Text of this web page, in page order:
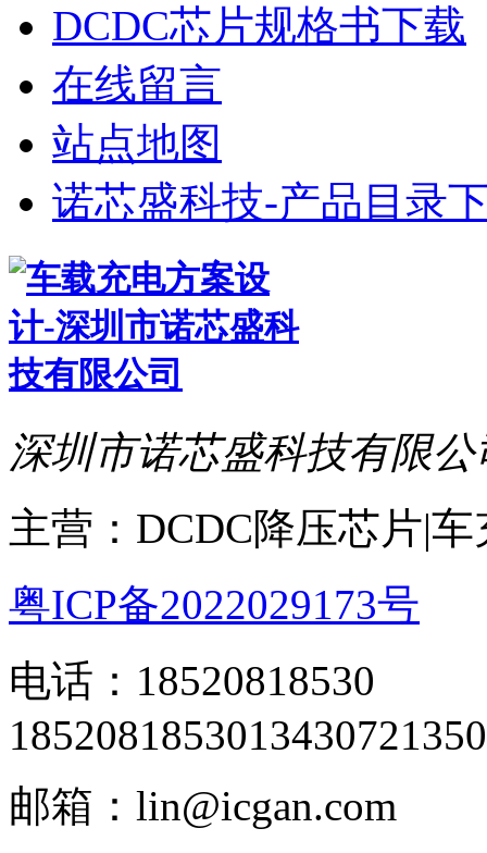
DCDC芯片规格书下载
在线留言
站点地图
诺芯盛科技-产品目录
深圳市诺芯盛科技有限公
主营：DCDC降压芯片|
粤ICP备2022029173号
电话：18520818530
1852081853013430721350
邮箱：lin@icgan.com